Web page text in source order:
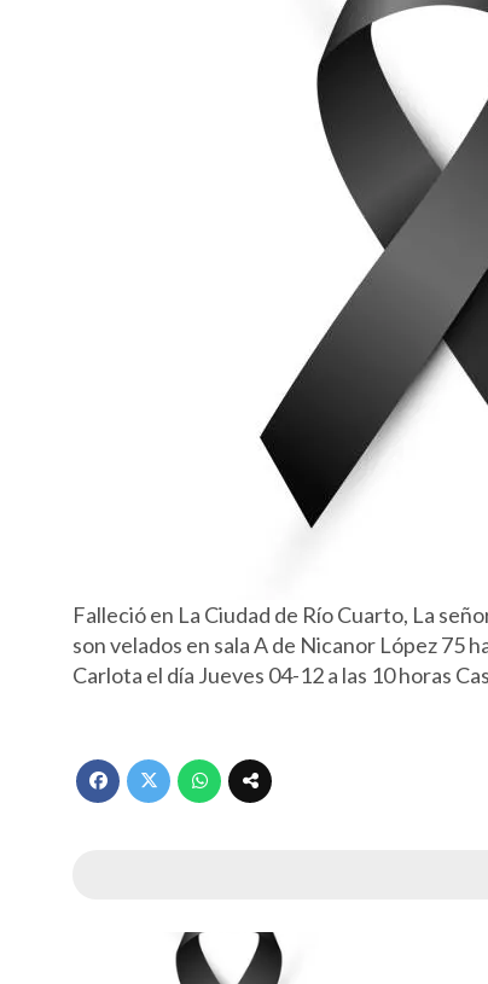
Falleció en La Ciudad de Río Cuarto, La
son velados en sala A de Nicanor López 75
Carlota el día Jueves 04-12 a las 10 horas